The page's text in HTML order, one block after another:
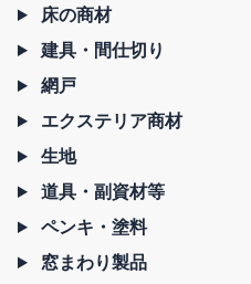
床の商材
建具・間仕切り
網戸
エクステリア商材
生地
道具・副資材等
ペンキ・塗料
窓まわり製品